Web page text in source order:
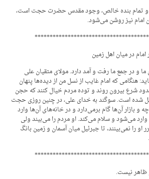
و تمام بنده خالص، وجود مقدس حضرت حجت است،
امام نیز روشن می‌شود.
در میان اهل زمین
ما و در جمع ما رفت و آمد دارد. مولای متقیان علی
هنگامی که امام غایب از نسل من از دیده‌ها پنهان
شرع بیرون روند و توده مردم خیال کنند که حجن
شده است. سوگند به خدای علی، در چنین روزی حجت
و بازار آن‌ها گام برمی‌دارد و در خانه‌های آن‌ها وارد
می‌شود و سلام می‌کند. او مردم را می‌بیند ولی
را نمی‌بینند، تا جبرئیل میان آسمان و زمین بانگ
نیست.